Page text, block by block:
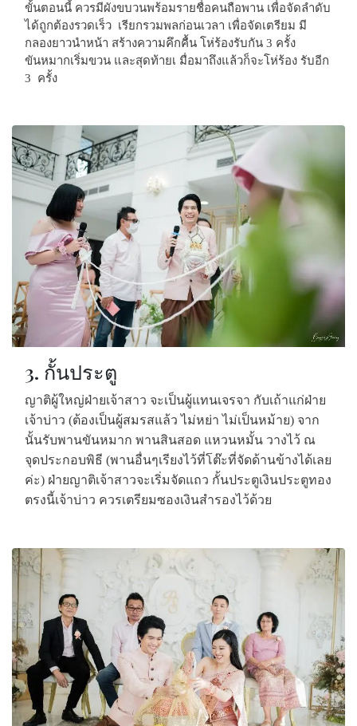
ขั้นตอนนี้ ควรมีผังขบวนพร้อมรายชื่อคนถือพาน เพื่อจัดลำดับ
ได้ถูกต้องรวดเร็ว เรียกรวมพลก่อนเวลา เพื่อจัดเตรียม มี
กลองยาวนำหน้า สร้างความคึกคื้น โห่ร้องรับกัน 3 ครั้ง
ขันหมากเริ่มขวน และสุดท้ายเ มื่อมาถึงแล้วก็จะโห่ร้อง รับอีก
3 ครั้ง
3. กั้นประตู
ญาติผู้ใหญ่ฝ่ายเจ้าสาว จะเป็นผู้แทนเจรจา กับเถ้าแก่ฝ่าย
เจ้าบ่าว (ต้องเป็นผู้สมรสแล้ว ไม่หย่า ไม่เป็นหม้าย) จาก
นั้นรับพานขันหมาก พานสินสอด แหวนหมั้น วางไว้ ณ
จุดประกอบพิธี (พานอื่นๆเรียงไว้ที่โต๊ะที่จัดด้านข้างได้เลย
ค่ะ) ฝ่ายญาติเจ้าสาวจะเริ่มจัดแถว กั้นประตูเงินประตูทอง
ตรงนี้เจ้าบ่าว ควรเตรียมซองเงินสำรองไว้ด้วย